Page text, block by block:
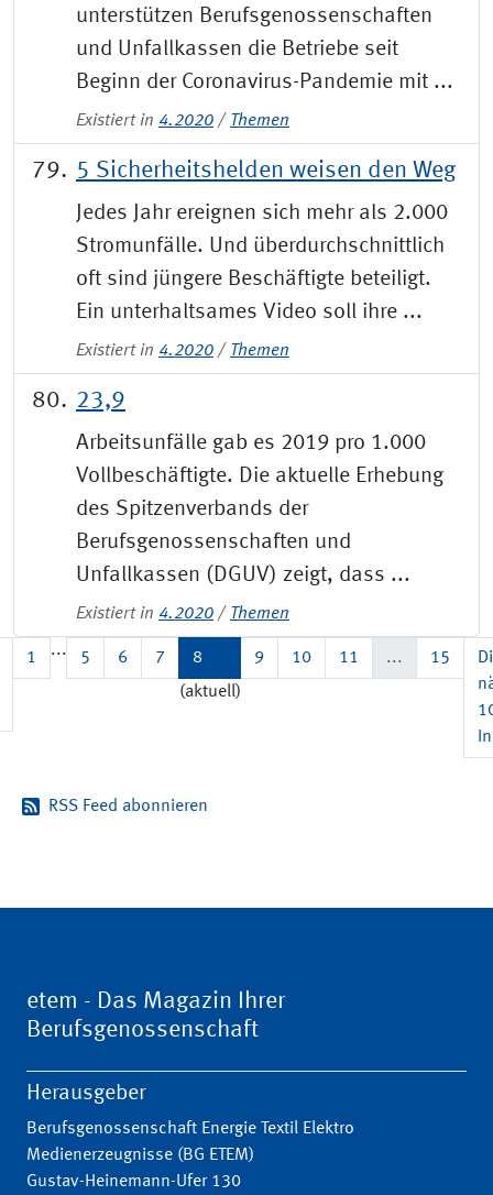
unterstützen Berufsgenossenschaften
und Unfallkassen die Betriebe seit
Beginn der Coronavirus-Pandemie mit ...
Existiert in 4.2020 / Themen
5 Sicherheitshelden weisen den Weg
Jedes Jahr ereignen sich mehr als 2.000
Stromunfälle. Und überdurchschnittlich
oft sind jüngere Beschäftigte beteiligt.
Ein unterhaltsames Video soll ihre ...
Existiert in 4.2020 / Themen
23,9
Arbeitsunfälle gab es 2019 pro 1.000
Vollbeschäftigte. Die aktuelle Erhebung
des Spitzenverbands der
Berufsgenossenschaften und
Unfallkassen (DGUV) zeigt, dass ...
Existiert in 4.2020 / Themen
1 ... 5 6 7
8
(aktuell)
9 10 11 ... 15
RSS Feed abonnieren
etem - Das Magazin Ihrer
Berufsgenossenschaft
Herausgeber
Berufsgenossenschaft Energie Textil Elektro
Medienerzeugnisse (BG ETEM)
Gustav-Heinemann-Ufer 130